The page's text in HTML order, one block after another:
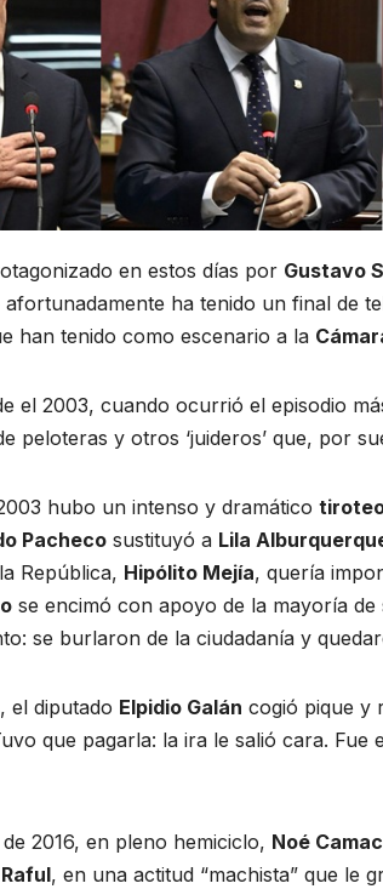
en estos días por Gustavo
afortunadamente ha tenido un final de
han tenido como escenario a la
el 2003, cuando ocurrió el episodio
peloteras y otros ‘juideros’ que, por
hubo un intenso y dramático
Pacheco sustituyó a Lila
República, Hipólito Mejía, quería
se encimó con apoyo de la mayoría
se burlaron de la ciudadanía y
el diputado Elpidio Galán cogió pique y
que pagarla: la ira le salió cara. Fue
2016, en pleno hemiciclo, Noé
, en una actitud “machista” que le